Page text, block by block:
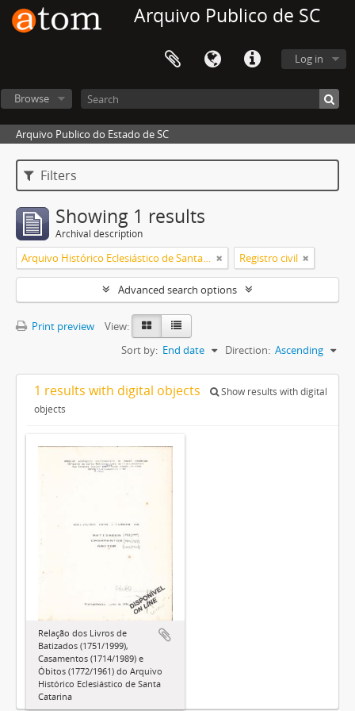
Arquivo Publico de SC
Log in
Browse
Arquivo Publico do Estado de SC
Filters
Showing 1 results
Archival description
Arquivo Histórico Eclesiástico de Santa Catarina Registro civil
Advanced search options
Print preview
View:
Sort by: End date Direction: Ascending
1 results with digital objects
Show results with digital
objects
Relação dos Livros de
Batizados (1751/1999),
Casamentos (1714/1989) e
Óbitos (1772/1961) do Arquivo
Histórico Eclesiástico de Santa
Catarina